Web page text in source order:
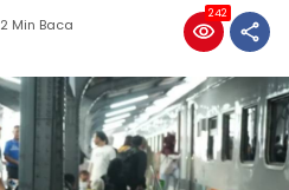
2 Min Baca
242